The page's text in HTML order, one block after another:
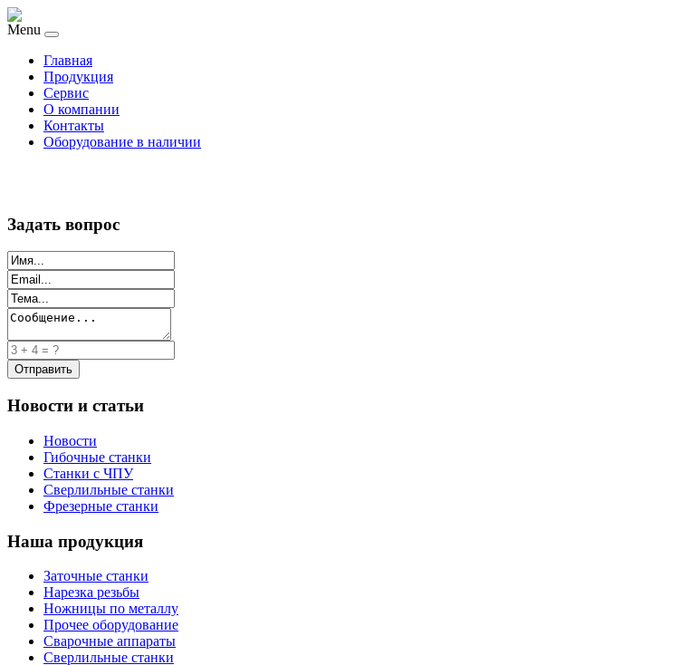
Menu
Главная
Продукция
Сервис
О компании
Контакты
Оборудование в наличии
Задать вопрос
Новости и статьи
Новости
Гибочные станки
Станки с ЧПУ
Сверлильные станки
Фрезерные станки
Наша продукция
Заточные станки
Нарезка резьбы
Ножницы по металлу
Прочее оборудование
Сварочные аппараты
Сверлильные станки